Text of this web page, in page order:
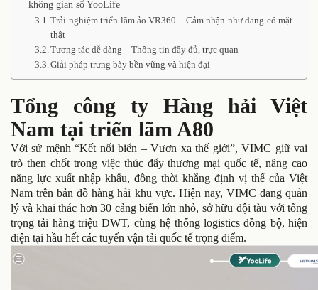
không gian số YooLife
Trải nghiệm triển lãm ảo VR360 – Cảm nhận như đang có mặt
thật
Tương tác dễ dàng – Thông tin đầy đủ, trực quan
Giải pháp trưng bày bền vững và hiện đại
Tổng công ty Hàng hải Việt
Nam tại triển lãm A80
Với sứ mệnh “Kết nối biển – Vươn xa thế giới”, VIMC giữ vai
trò then chốt trong việc thúc đẩy thương mại quốc tế, nâng cao
năng lực xuất nhập khẩu, đồng thời khẳng định vị thế của Việt
Nam trên bản đồ hàng hải khu vực. Hiện nay, VIMC đang quản
lý và khai thác hơn 30 cảng biển lớn nhỏ, sở hữu đội tàu với tổng
trọng tải hàng triệu DWT, cùng hệ thống logistics đồng bộ, hiện
diện tại hầu hết các tuyến vận tải quốc tế trọng điểm.